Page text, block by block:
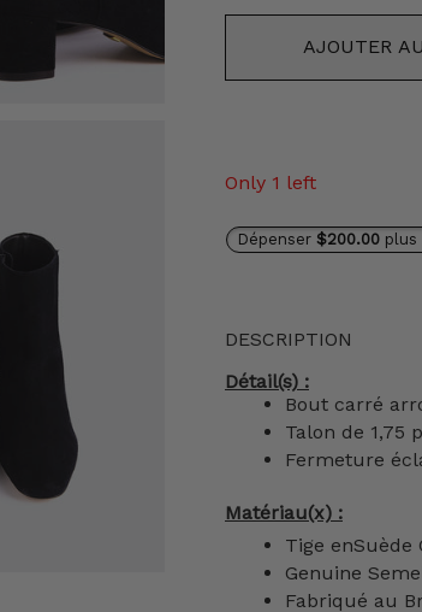
AJOUTER
Only 1 left
Dépenser $200.00 plus
DESCRIPTION
Détail(s) :
Bout carré
Talon de 1,75
Fermeture
Matériau(x) :
Tige enSuède
Genuine
Fabriqué au